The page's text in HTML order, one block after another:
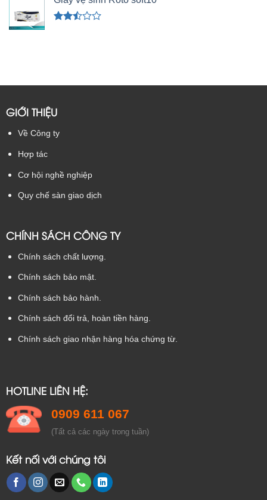
2.49
5 sao
GIỚI THIỆU
Về Công ty
Hợp tác
Cơ hội nghề nghiệp
Quy chế sàn giao dịch
CHÍNH SÁCH CÔNG TY
Chính sách chất lượng.
Chính sách bảo mật.
Chính sách bảo hành.
Chính sách đổi trả, hoàn tiền hàng.
Chính sách giao nhận hàng hóa chứng từ.
HOTLINE LIÊN HỆ:
0909 611 067
(Tất cả các ngày trongtuần)
Kết nối với chúng tôi